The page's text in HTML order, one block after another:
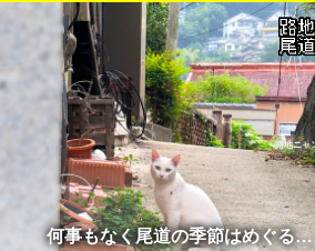
路地ニャ
何事もなく尾道の季節はめぐる